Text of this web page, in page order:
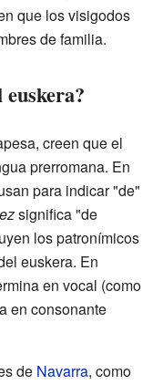
que los visigodos
de familia.
creen que el
prerromana. En
para indicar "de"
significa "de
los patronímicos
euskera. En
en vocal (como
en consonante
de Navarra, como